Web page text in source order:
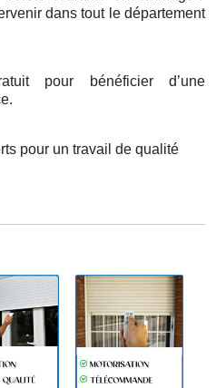
dans tout le département
pour bénéficier d’une
pour un travail de qualité